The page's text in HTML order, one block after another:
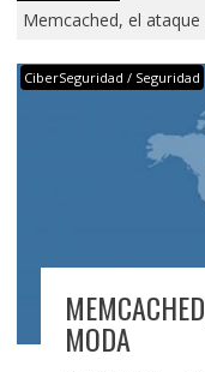
Memcached, el
CiberSeguridad / Seguridad
MODA